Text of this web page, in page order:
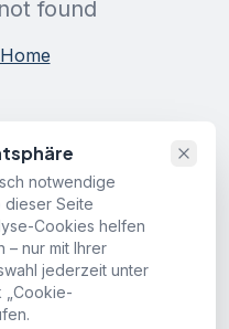
found
notwendige
Seite
Cookies helfen
– nur mit Ihrer
jederzeit unter
„Cookie-